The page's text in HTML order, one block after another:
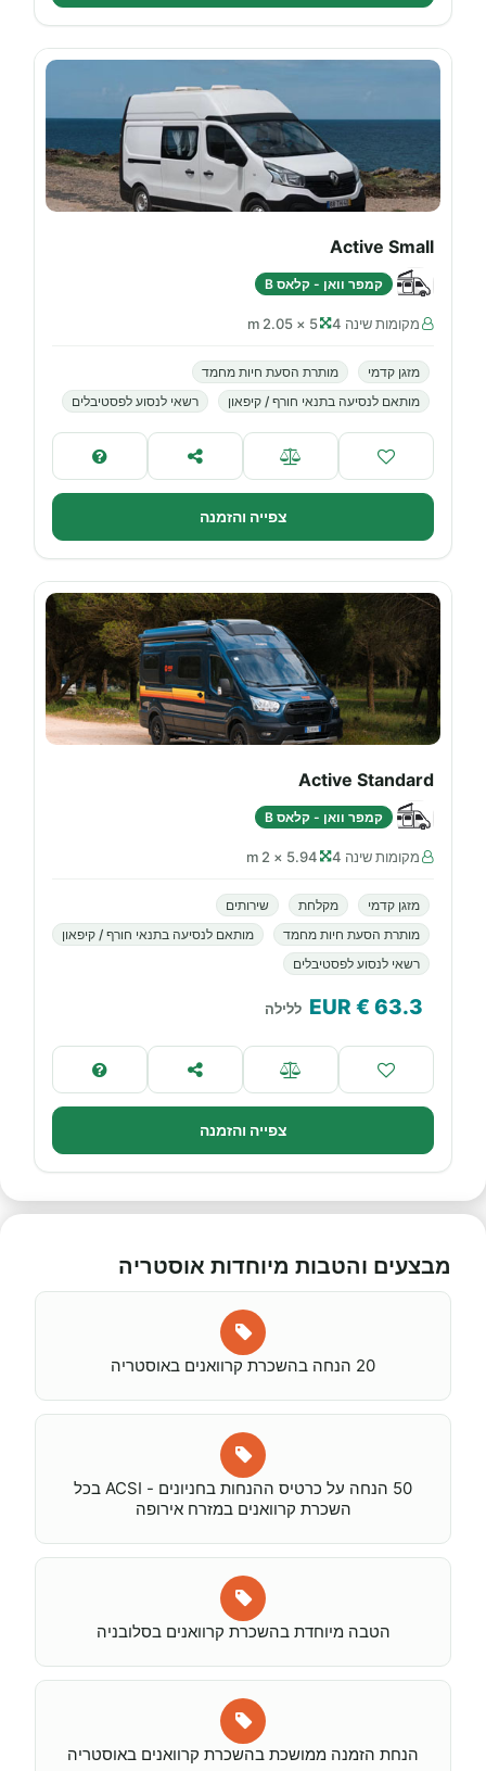
Active Small
קמפר וואן - קלאס B
מקומות שינה 4 5 × 2.05 m
מזגן קדמי
מותרת הסעת חיות מחמד
מותאם לנסיעה בתנאי חורף / קיפאון
רשאי לנסוע לפסטיבלים
צפייה והזמנה
Active Standard
קמפר וואן - קלאס B
מקומות שינה 4 5.94 × 2 m
מזגן קדמי מקלחת
שירותים
מותרת הסעת חיות מחמד
מותאם לנסיעה בתנאי חורף / קיפאון
רשאי לנסוע לפסטיבלים
63.3
€ EUR ללילה
צפייה והזמנה
מבצעים והטבות מיוחדות אוסטריה
20 הנחה בהשכרת קרוואנים באוסטריה
50 הנחה על כרטיס ההנחות בחניונים - ACSI בכל
השכרת קרוואנים במזרח אירופה
הטבה מיוחדת בהשכרת קרוואנים בסלובניה
הנחת הזמנה ממושכת בהשכרת קרוואנים באוסטריה